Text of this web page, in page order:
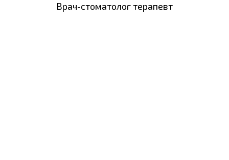
Врач-стоматолог терапевт